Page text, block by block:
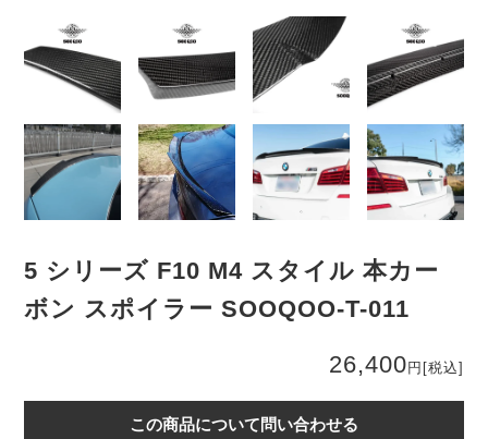
5 シリーズ F10 M4 スタイル 本カー
ボン スポイラー SOOQOO-T-011
26,400円 [税込]
この商品について問い合わせる